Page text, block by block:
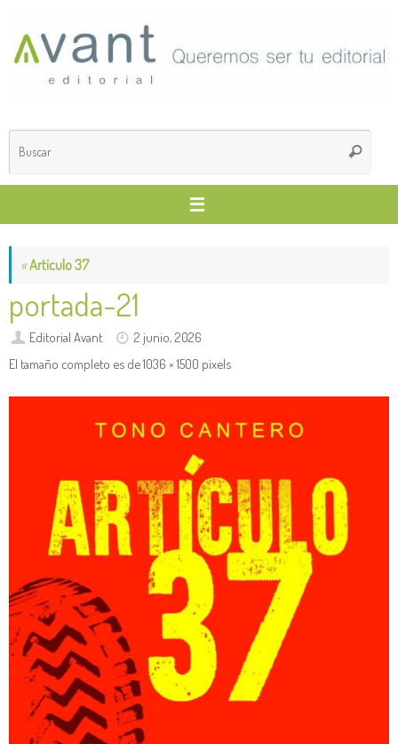
contenido
Buscar
«Artículo 37
portada-21
Editorial Avant
2 junio, 2026
El tamaño completo es de1036 × 1500 pixels